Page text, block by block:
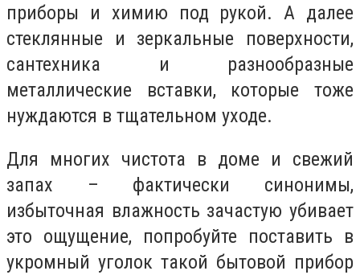
приборы и химию под рукой. А далее
стеклянные и зеркальные поверхности,
сантехника и разнообразные
металлические вставки, которые тоже
нуждаются в тщательном уходе.
Для многих чистота в доме и свежий
запах – фактически синонимы,
избыточная влажность зачастую убивает
это ощущение, попробуйте поставить в
укромный уголок такой бытовой прибор